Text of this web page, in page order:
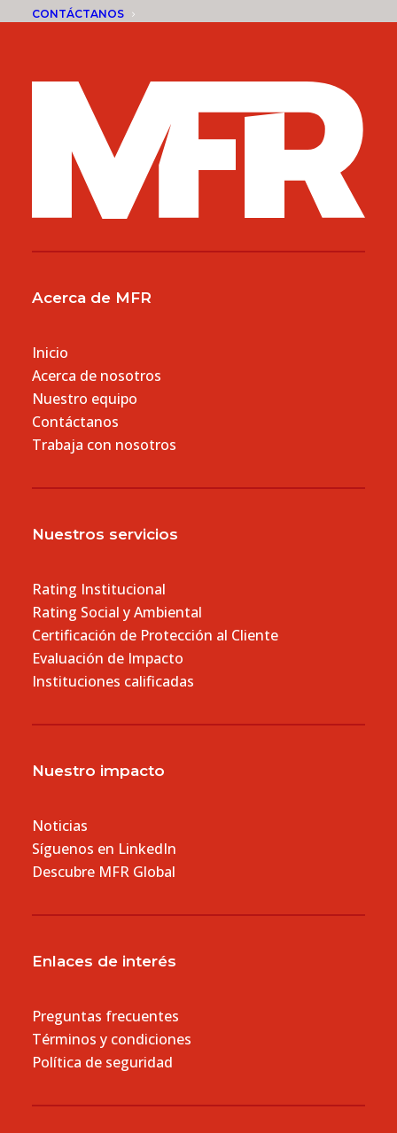
CONTÁCTANOS
Acerca de MFR
Inicio
Acerca de nosotros
Nuestro equipo
Contáctanos
Trabaja con nosotros
Nuestros servicios
Rating Institucional
Rating Social y Ambiental
Certificación de Protección al Cliente
Evaluación de Impacto
Instituciones calificadas
Nuestro impacto
Noticias
Síguenos en LinkedIn
Descubre MFR Global
Enlaces de interés
Preguntas frecuentes
Términos y condiciones
Política de seguridad